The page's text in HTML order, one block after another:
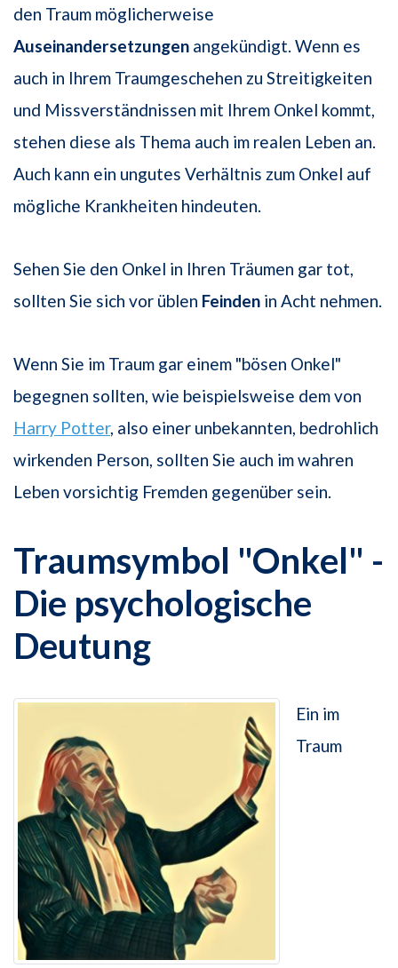
den Traum möglicher­weise
Auseinandersetzungen angekündigt. Wenn es
auch in Ihrem Traumge­schehen zu Streitigkeiten
und Missverständnissen mit Ihrem Onkel kommt,
stehen diese als Thema auch im realen Leben an.
Auch kann ein ungutes Verhältnis zum Onkel auf
mögliche Krankheiten hindeuten.
Sehen Sie den Onkel in Ihren Träumen gar tot,
sollten Sie sich vor üblen Feinden in Acht nehmen.
Wenn Sie im Traum gar einem "bösen Onkel"
begegnen sollten, wie beispielsweise dem von
Harry Potter, also einer unbe­kannten, bedrohlich
wirkenden Person, sollten Sie auch im wahren
Leben vorsichtig Fremden gegenüber sein.
Traumsymbol "Onkel" -
Die psychologische
Deutung
Ein im
Traum